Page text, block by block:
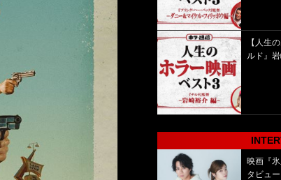
【人生
ルド』
映画『
タビュ